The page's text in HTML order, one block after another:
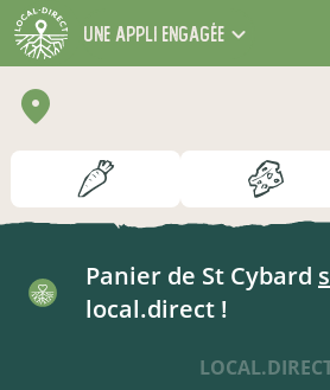
une appli engagée
Panier de St Cybard
local.direct !